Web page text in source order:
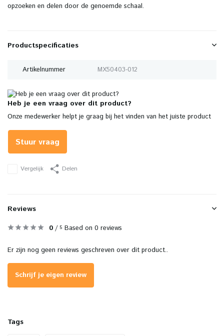
opzoeken en delen door de genoemde schaal.
Productspecificaties
Artikelnummer MX50403-012
Heb je een vraag over dit product?
Onze medewerker helpt je graag bij het vinden van het juiste product
Stuur vraag
Vergelijk Delen
Reviews
0 / 5 Based on 0 reviews
Er zijn nog geen reviews geschreven over dit product..
Schrijf je eigen review
Tags